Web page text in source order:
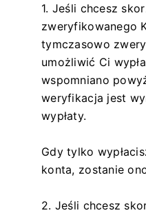
1. Jeśli chcesz
zweryfikowanego
tymczasowo
umożliwić Ci
wspomniano
weryfikacja jest
wypłaty.
Gdy tylko
konta, zostanie
2. Jeśli chcesz